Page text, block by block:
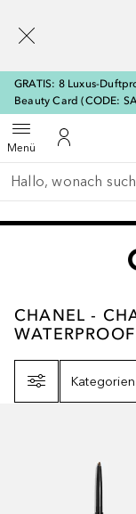
GRATIS: 8 Luxus-
Beauty Card (CODE:
MenüMenü öffnenZu Meinem
Gehe zurück
Suche ausführen
CHANEL -
CHANEL -
WATERPROOF
Kategorien
+